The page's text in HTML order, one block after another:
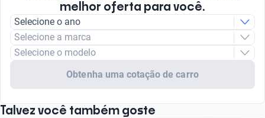
melhor oferta para você.
Selecione o ano
Selecione a marca
Selecione o modelo
Obtenha uma cotação de carro
Talvez você também goste